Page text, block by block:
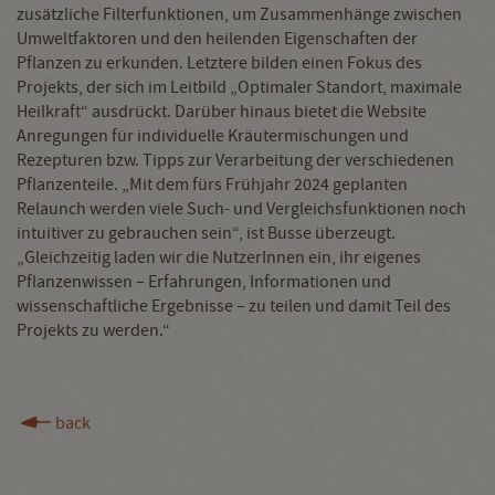
zusätzliche Filterfunktionen, um Zusammenhänge zwischen
Umweltfaktoren und den heilenden Eigenschaften der
Pflanzen zu erkunden. Letztere bilden einen Fokus des
Projekts, der sich im Leitbild „Optimaler Standort, maximale
Heilkraft“ ausdrückt. Darüber hinaus bietet die Website
Anregungen für individuelle Kräutermischungen und
Rezepturen bzw. Tipps zur Verarbeitung der verschiedenen
Pflanzenteile. „Mit dem fürs Frühjahr 2024 geplanten
Relaunch werden viele Such- und Vergleichsfunktionen noch
intuitiver zu gebrauchen sein“, ist Busse überzeugt.
„Gleichzeitig laden wir die NutzerInnen ein, ihr eigenes
Pflanzenwissen – Erfahrungen, Informationen und
wissenschaftliche Ergebnisse – zu teilen und damit Teil des
Projekts zu werden.“
back